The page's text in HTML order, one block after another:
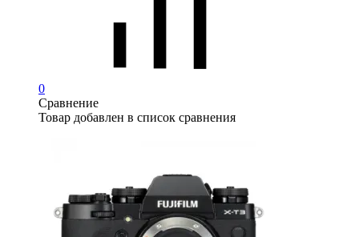
0
Сравнение
Товар добавлен в список сравнения